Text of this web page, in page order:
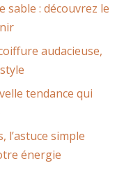
sable : découvrez le
audacieuse,
tendance qui
l’astuce simple
énergie